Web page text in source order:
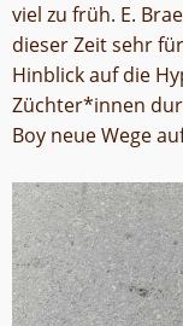
viel zu früh. E.
dieser Zeit sehr
Hinblick auf die
Züchter*innen
Boy neue Wege